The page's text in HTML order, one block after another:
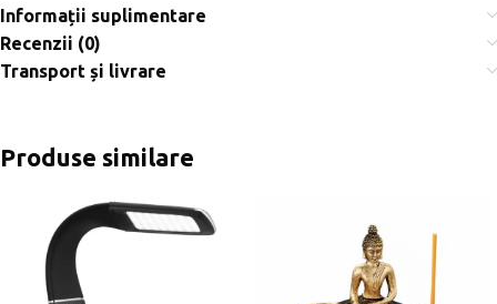
Informații suplimentare
Recenzii (0)
Transport și livrare
Produse similare